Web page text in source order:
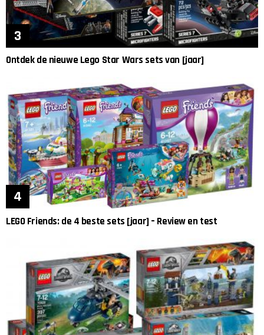
Ontdek de nieuwe Lego Star Wars sets van [jaar]
LEGO Friends: de 4 beste sets [jaar] – Review en test